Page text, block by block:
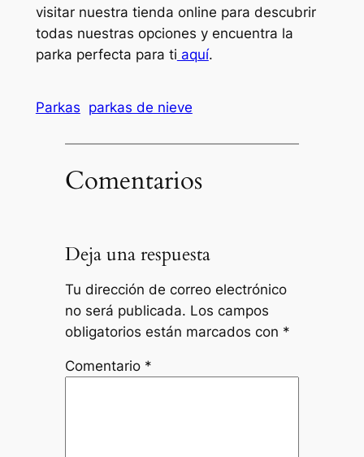
visitar nuestra tienda online para descubrir
todas nuestras opciones y encuentra la
parka perfecta para ti aquí.
Parkas parkas de nieve
Comentarios
Deja una respuesta
Tu dirección de correo electrónico
no será publicada. Los campos
obligatorios están marcados con *
Comentario *